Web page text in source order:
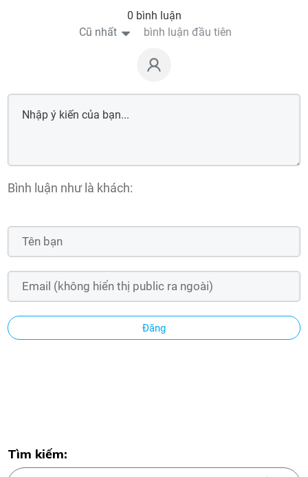
0 bình luận
Cũ nhất
bình luận đầu tiên
Bình luận như là khách:
Đăng
Tìm kiếm: